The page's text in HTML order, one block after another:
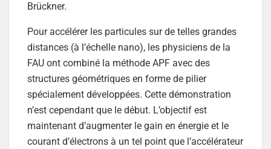
Brückner.
Pour accélérer les particules sur de telles grandes
distances (à l’échelle nano), les physiciens de la
FAU ont combiné la méthode APF avec des
structures géométriques en forme de pilier
spécialement développées. Cette démonstration
n’est cependant que le début. L’objectif est
maintenant d’augmenter le gain en énergie et le
courant d’électrons à un tel point que l’accélérateur